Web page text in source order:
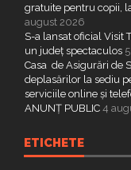
gratuite pentru copii,
august 2026
S-a lansat oficial Visit
un județ spectaculos
Casa de Asigurări de
deplasărilor la sediu
serviciile online și
ANUNȚ PUBLIC 4
ETICHETE